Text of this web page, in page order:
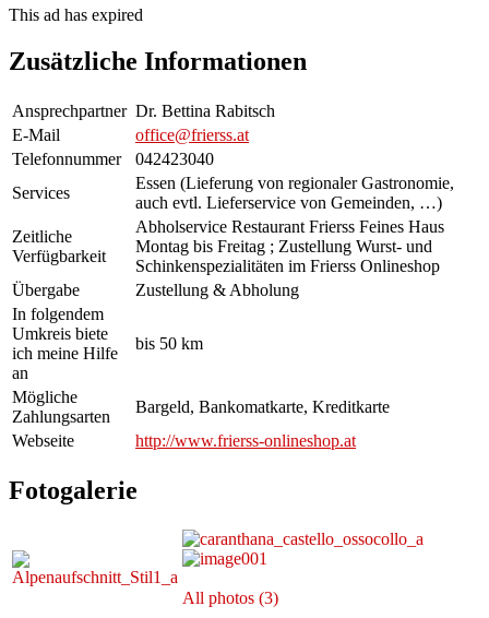
This ad has expired
Zusätzliche Informationen
Ansprechpartner Dr. Bettina Rabitsch
E-Mail
office@frierss.at
Telefonnummer
042423040
Services
Essen (Lieferung von regionaler Gastronomie,
auch evtl. Lieferservice von Gemeinden, …)
Zeitliche
Verfügbarkeit
Abholservice Restaurant Frierss Feines Haus
Montag bis Freitag ; Zustellung Wurst- und
Schinkenspezialitäten im Frierss Onlineshop
Übergabe
Zustellung & Abholung
In folgendem
Umkreis biete
ich meine Hilfe
an
bis 50 km
Mögliche
Zahlungsarten
Bargeld, Bankomatkarte, Kreditkarte
Webseite
http://www.frierss-onlineshop.at
Fotogalerie
All photos (3)